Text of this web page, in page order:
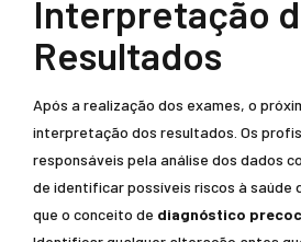
Interpretação
Resultados
Após a realização dos exames, o
interpretação dos resultados. Os
responsáveis pela análise dos dados
de identificar possíveis riscos à saúde
que o conceito de diagnóstico